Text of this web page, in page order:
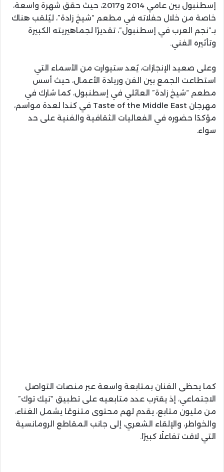
إسطنبول بين عامي 2014 و2017، حيث حقق شهرة واسعة،
خاصة من خلال حفلاته في مطعم “شيخ زادة”، ليُلقب هناك
بـ”نجم العرب في إسطنبول”، تقديرًا لجماهيريته الكبيرة
وتأثيره الفني.
وعلى صعيد الإنجازات، يُعد ستيوارت من الأسماء التي
استطاعت الجمع بين الفن وريادة الأعمال، حيث أسس
مطعم “شيخ زادة” العائلي في إسطنبول، كما شارك في
مهرجان Taste of the Middle East في كندا لعدة مواسم،
مؤكدًا حضوره في الفعاليات الثقافية والفنية على حد
سواء.
كما يحظى الفنان بمتابعة واسعة عبر منصات التواصل
الاجتماعي، إذ يقترب عدد متابعيه على تطبيق “تيك توك”
من مليون متابع، يقدم لهم محتوى متنوعًا يشمل الغناء،
والخواطر، والإلقاء الشعري، إلى جانب المقاطع الرومانسية
التي لاقت تفاعلًا كبيرًا.